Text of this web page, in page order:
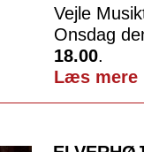
Vejle
Onsdag
18.00.
Læs mere